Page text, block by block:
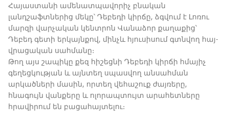
Հայաստանի ամենատպավորիչ բնական
լանդշաֆտներից մեկը՝ Դեբեդի կիրճը, ձգվում է Լոռու
մարզի վարչական կենտրոն Վանաձոր քաղաքից՝
Դեբեդ գետի երկայնքով, մինչև հյուսիսում գտնվող հայ-
վրացական սահմանը։
Թող այս շապիկը քեզ հիշեցնի Դեբեդի կիրճի հմայիչ
գեղեցկության և այնտեղ սպասվող անսահման
արկածների մասին, որտեղ վեհաշուք ժայռերը,
հնագույն վանքերը և ոլորապտույտ արահետները
հրավիրում են բացահայտելու։